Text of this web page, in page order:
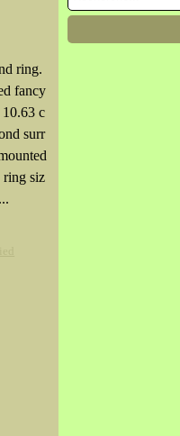
ring.
fancy
c
surr
ring siz